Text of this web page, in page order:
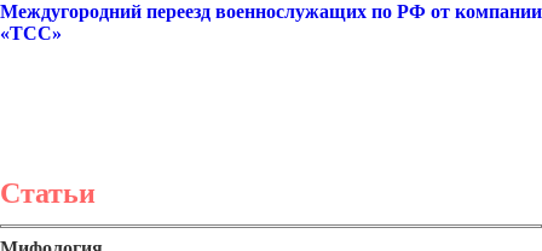
Междугородний переезд военнослужащих по РФ от компании
«ТСС»
Статьи